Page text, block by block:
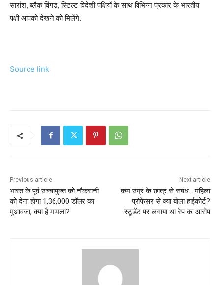
सारांश, ब्लैक विंगड, स्टिल्ट विदेशी पक्षियों के साथ विभिन्न प्रकार के भारतीय
पक्षी आपको देखने को मिलेंगे.
Source link
Previous article
भारत के पूर्व उच्चायुक्त को नौकरानी
को देना होगा 1,36,000 डॉलर का
मुआवजा, क्या है मामला?
Next article
कम उम्र के छात्र से संबंध… महिला
प्रोफेसर से क्या बोला हाईकोर्ट?
स्टूडेंट पर लगाया था रेप का आरोप